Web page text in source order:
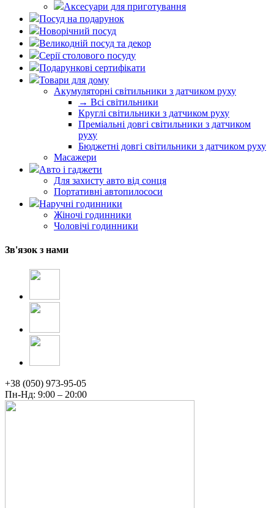
Аксесуари для приготування
Посуд на подарунок
Новорічний посуд
Великодній посуд та декор
Серії столового посуду
Подарункові сертифікати
Товари для дому
Акумуляторні світильники з датчиком руху
→ Всі світильники
Круглі світильники з датчиком руху
Преміальні довгі світильники з датчиком
руху
Бюджетні довгі світильники з датчиком руху
Масажери
Авто і гаджети
Для захисту авто від сонця
Портативні автопилососи
Наручні годинники
Жіночі годинники
Чоловічі годинники
Зв'язок з нами
+38 (050) 973-95-05
Пн-Нд: 9:00 – 20:00